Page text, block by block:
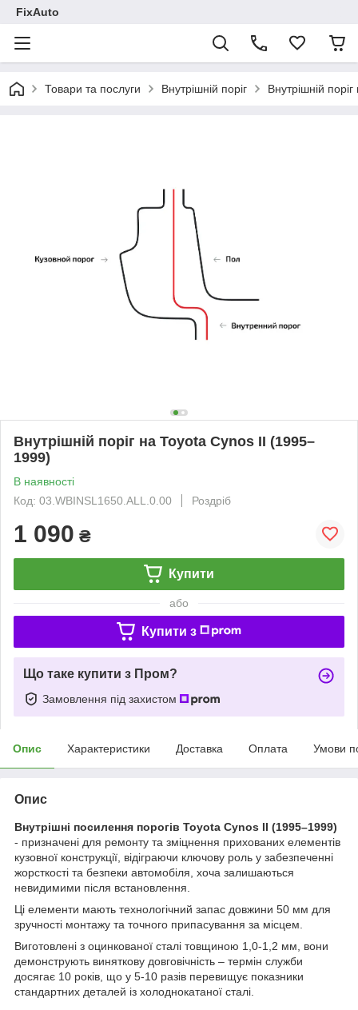
FixAuto
Товари та послуги Внутрішній поріг Внутрішній
Внутрішній поріг на Toyota Cynos II (1995–
1999)
В наявності
Код: 03.WBINSL1650.ALL.0.00
Роздріб
1 090 ₴
Купити
або
Купити з
Що таке купити з Пром?
Замовлення під захистом
Опис Характеристики Доставка Оплата Умови
Опис
Внутрішні посилення порогів Toyota Cynos II (1995–1999)
- призначені для ремонту та зміцнення прихованих елементів
кузовної конструкції, відіграючи ключову роль у забезпеченні
жорсткості та безпеки автомобіля, хоча залишаються
невидимими після встановлення.
Ці елементи мають технологічний запас довжини 50 мм для
зручності монтажу та точного припасування за місцем.
Виготовлені з оцинкованої сталі товщиною 1,0-1,2 мм, вони
демонструють виняткову довговічність – термін служби
досягає 10 років, що у 5-10 разів перевищує показники
стандартних деталей із холоднокатаної сталі.